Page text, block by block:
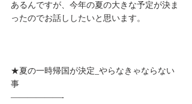
あるんですが、今年の夏の大きな予定が決ま
ったのでお話ししたいと思います。
★夏の一時帰国が決定_やらなきゃならない
事
——————-